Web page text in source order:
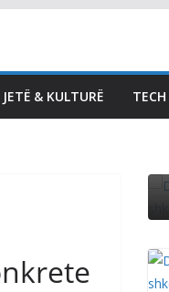
JETË & KULTURË TECH
Kurtin:
njeriu të